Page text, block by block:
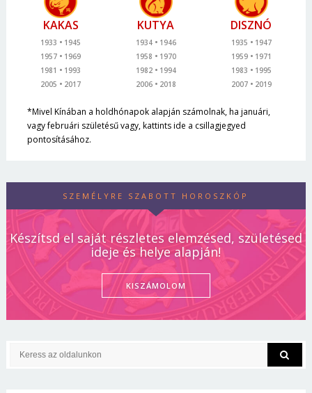
KAKAS
1933
1945
1957
1969
1981
1993
2005
2017
KUTYA
1934
1946
1958
1970
1982
1994
2006
2018
DISZNÓ
1935
1947
1959
1971
1983
1995
2007
2019
*Mivel Kínában a holdhónapok alapján számolnak, ha januári,
vagy februári születésű vagy, kattints ide a csillagjegyed
pontosításához.
SZEMÉLYRE SZABOTT HOROSZKÓP
Készítsd el saját részletes elemzésed, születésed
ideje és helye alapján!
KISZÁMOLOM